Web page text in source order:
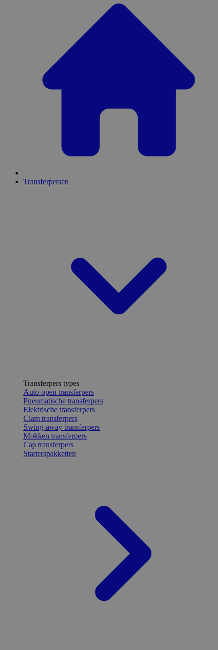
Transferpersen
Transferpers types
Auto-open transferpers
Pneumatische transferpers
Elektrische transferpers
Clam transferpers
Swing-away transferpers
Mokken transferpers
Cap transferpers
Starterspakketten